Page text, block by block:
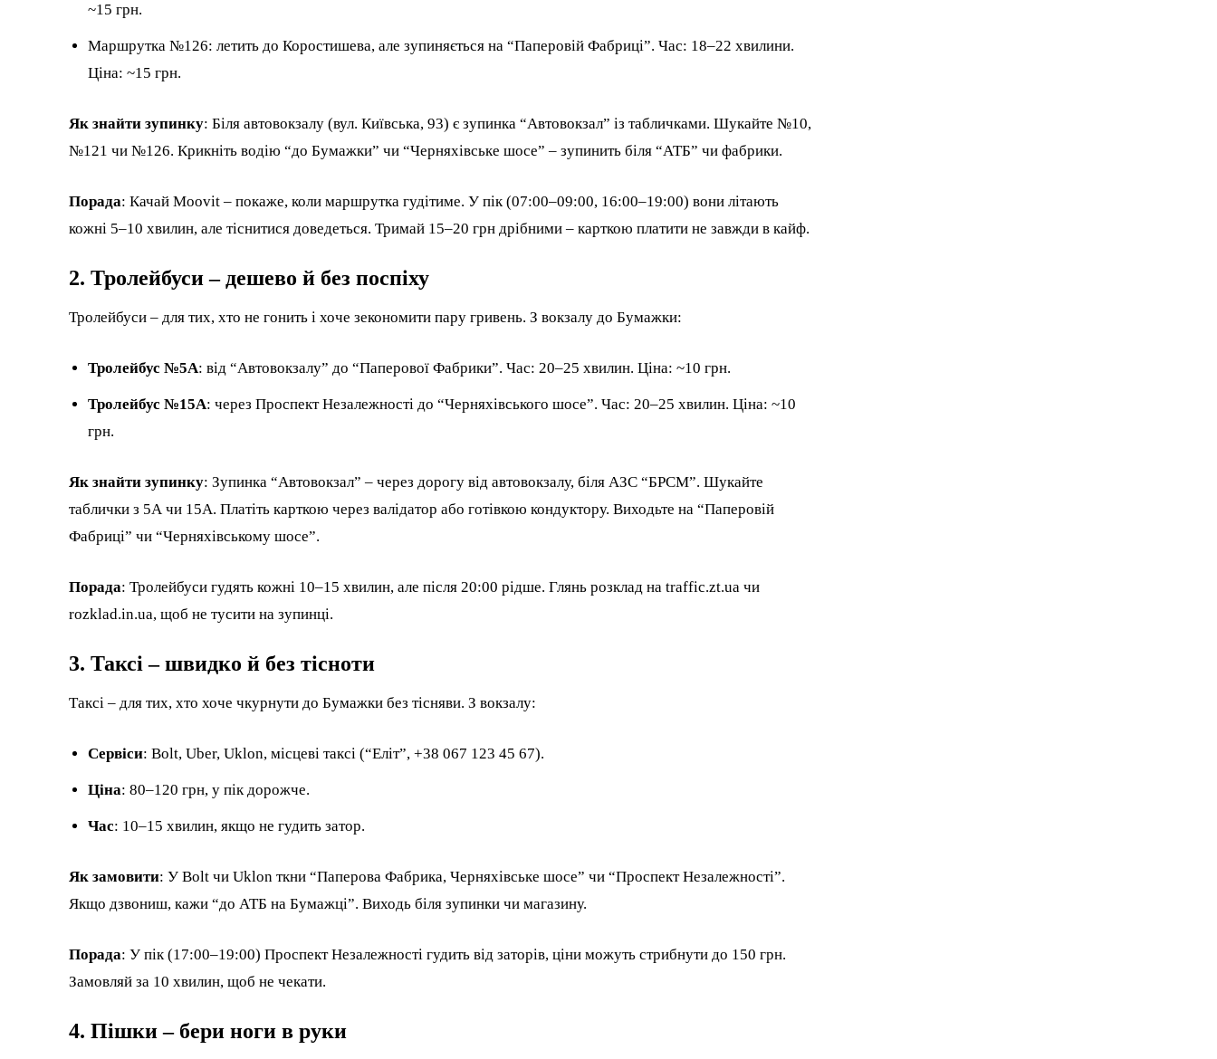
~15 грн.
Маршрутка №126: летить до Коростишева, але зупиняється на “Паперовій Фабриці”. Час: 18–22 хвилини.
Ціна: ~15 грн.
Як знайти зупинку: Біля автовокзалу (вул. Київська, 93) є зупинка “Автовокзал” із табличками. Шукайте №10,
№121 чи №126. Крикніть водію “до Бумажки” чи “Черняхівське шосе” – зупинить біля “АТБ” чи фабрики.
Порада: Качай Moovit – покаже, коли маршрутка гудітиме. У пік (07:00–09:00, 16:00–19:00) вони літають
кожні 5–10 хвилин, але тіснитися доведеться. Тримай 15–20 грн дрібними – карткою платити не завжди в кайф.
2. Тролейбуси – дешево й без поспіху
Тролейбуси – для тих, хто не гонить і хоче зекономити пару гривень. З вокзалу до Бумажки:
Тролейбус №5А: від “Автовокзалу” до “Паперової Фабрики”. Час: 20–25 хвилин. Ціна: ~10 грн.
Тролейбус №15А: через Проспект Незалежності до “Черняхівського шосе”. Час: 20–25 хвилин. Ціна: ~10
грн.
Як знайти зупинку: Зупинка “Автовокзал” – через дорогу від автовокзалу, біля АЗС “БРСМ”. Шукайте
таблички з 5А чи 15А. Платіть карткою через валідатор або готівкою кондуктору. Виходьте на “Паперовій
Фабриці” чи “Черняхівському шосе”.
Порада: Тролейбуси гудять кожні 10–15 хвилин, але після 20:00 рідше. Глянь розклад на traffic.zt.ua чи
rozklad.in.ua, щоб не тусити на зупинці.
3. Таксі – швидко й без тісноти
Таксі – для тих, хто хоче чкурнути до Бумажки без тісняви. З вокзалу:
Сервіси: Bolt, Uber, Uklon, місцеві таксі (“Еліт”, +38 067 123 45 67).
Ціна: 80–120 грн, у пік дорожче.
Час: 10–15 хвилин, якщо не гудить затор.
Як замовити: У Bolt чи Uklon ткни “Паперова Фабрика, Черняхівське шосе” чи “Проспект Незалежності”.
Якщо дзвониш, кажи “до АТБ на Бумажці”. Виходь біля зупинки чи магазину.
Порада: У пік (17:00–19:00) Проспект Незалежності гудить від заторів, ціни можуть стрибнути до 150 грн.
Замовляй за 10 хвилин, щоб не чекати.
4. Пішки – бери ноги в руки